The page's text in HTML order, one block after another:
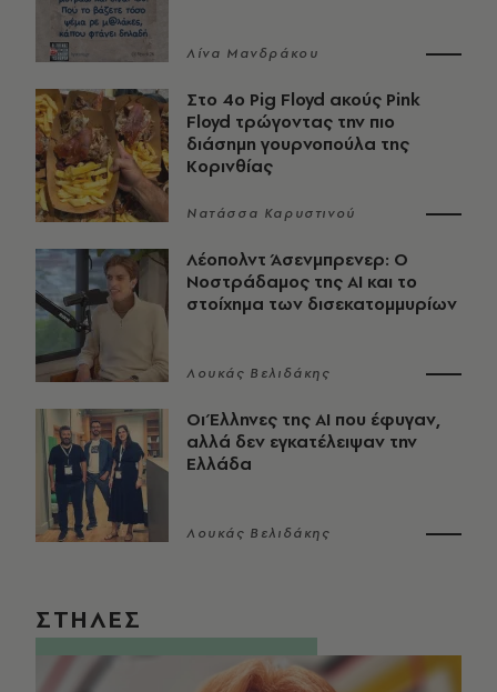
Λίνα Μανδράκου
Στο 4ο Pig Floyd ακούς Pink
Floyd τρώγοντας την πιο
διάσημη γουρνοπούλα της
Κορινθίας
Νατάσσα Καρυστινού
Λέοπολντ Άσενμπρενερ: Ο
Νοστράδαμος της AI και το
στοίχημα των δισεκατομμυρίων
Λουκάς Βελιδάκης
Οι Έλληνες της ΑΙ που έφυγαν,
αλλά δεν εγκατέλειψαν την
Ελλάδα
Λουκάς Βελιδάκης
ΣΤΗΛΕΣ